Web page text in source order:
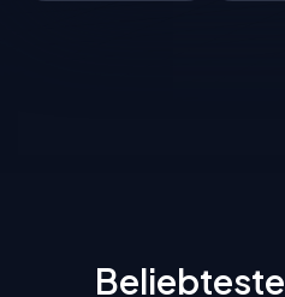
Beliebteste